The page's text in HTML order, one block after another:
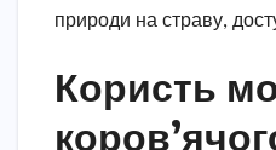
природи на страву,
Користь